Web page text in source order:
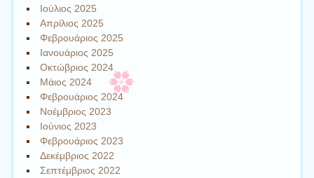
Ιούλιος 2025
Απρίλιος 2025
Φεβρουάριος 2025
Ιανουάριος 2025
Οκτώβριος 2024
Μάιος 2024
Φεβρουάριος 2024
Νοέμβριος 2023
Ιούνιος 2023
Φεβρουάριος 2023
Δεκέμβριος 2022
Σεπτέμβριος 2022